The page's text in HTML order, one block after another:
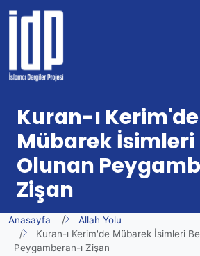
Kuran-ı Kerim'de
Mübarek İsimleri
Olunan
Zişan
Anasayfa
Allah Yolu
Kuran-ı Kerim'de Mübarek İsimleri
Peygamberan-ı Zişan